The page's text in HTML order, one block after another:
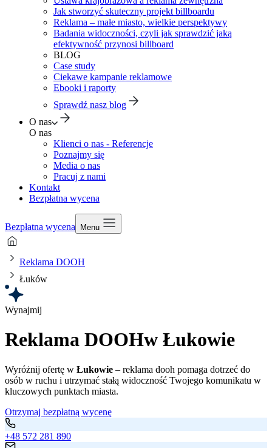
Jak stworzyć skuteczny projekt billboardu
Reklama – małe miasto, wielkie perspektywy
Badania widoczności, czyli jak sprawdzić jaką
efektywność przynosi billboard
BLOG
Case study
Ciekawe kampanie reklamowe
Ebooki i raporty
Sprawdź nasz blog
O nas
O nas
Klienci o nas - Referencje
Poznajmy się
Media o nas
Pracuj z nami
Kontakt
Bezpłatna wycena
Bezpłatna wycena Menu
Reklama DOOH
Łuków
Wynajmij
Reklama DOOHw Łukowie
Wyróżnij ofertę w Łukowie – reklama dooh pomaga dotrzeć do
osób w ruchu i utrzymać stałą widoczność Twojego komunikatu w
kluczowych punktach miasta.
Otrzymaj bezpłatną wycenę
+48 572 281 890